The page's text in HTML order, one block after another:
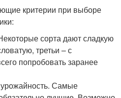
критерии при выборе
сорта дают сладкую
третьи – с
попробовать заранее
Самые